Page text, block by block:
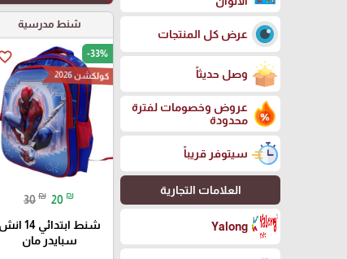
عرض كل المنتجات
وصل حديثاً
عروض وخصومات لفترة
محدودة
سيتوفر قريباً
العلامات التجارية
Yalong
شنط مدرسية
-33%
كولكشن 2026
30 ₪ 20 ₪
شنط ابتدائي 14 انش
سبايدر مان